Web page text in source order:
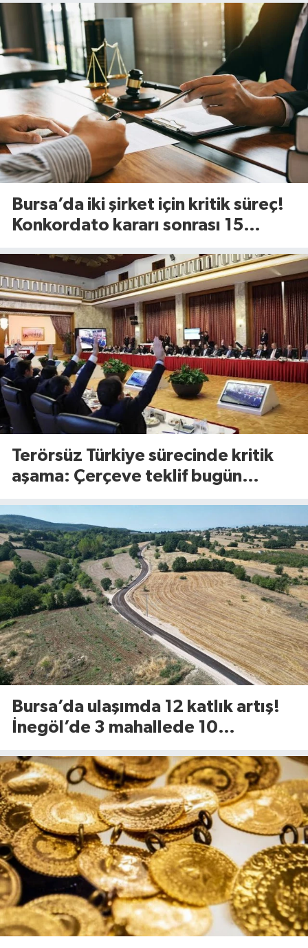
Bursa’da iki şirket için kritik süreç!
Konkordato kararı sonrası 15
Terörsüz Türkiye sürecinde kritik
aşama: Çerçeve teklif bugün
Bursa’da ulaşımda 12 katlık artış!
İnegöl’de 3 mahallede 10